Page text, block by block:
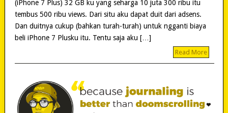
(iPhone 7 Plus) 32 GB ku yang seharga 10 juta 300 ribu itu
tembus 500 ribu views. Dari situ aku dapat duit dari adsens.
Dan duitnya cukup (bahkan turah-turah) untuk ngganti biaya
beli iPhone 7 Plusku itu. Tentu saja aku […]
Read More